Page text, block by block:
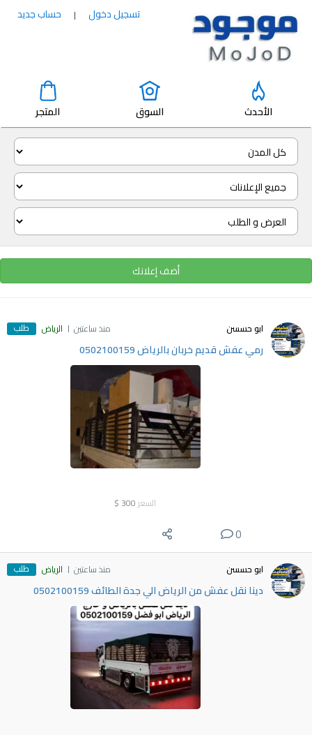
تسجيل دخول | حساب جديد
الأحدث السوق المتجر
أضف إعلانك
ابو حسسن منذ ساعتين الرياض طلب
رمي عفش قديم خربان بالرياض 0502100159
السعر 300
$
0
ابو حسسن منذ ساعتين الرياض طلب
دينا نقل عفش من الرياض الي جدة الطائف 0502100159